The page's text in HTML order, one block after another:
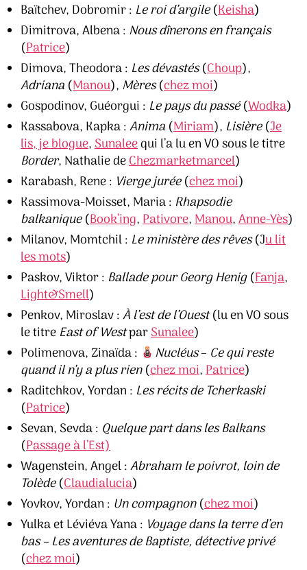
Baïtchev, Dobromir : Le roi d’argile(Keisha)
Dimitrova, Albena : Nous dînerons en français
(Patrice)
Dimova, Theodora : Les dévastés(Choup),
Adriana (Manou), Mères(chez moi)
Gospodinov, Guéorgui : Le pays du passé(Wodka)
Kassabova, Kapka :Anima (Miriam), Lisière(Je
lis, je blogue,Sunaleequi l’a lu en VO sous le titre
Border, Nathalie deChezmarketmarcel)
Karabash, Rene : Vierge jurée(chez moi)
Kassimova-Moisset, Maria : Rhapsodie
balkanique(Book’ing,Pativore,Manou,Anne-Yès)
Milanov, Momtchil : Le ministère des rêves(Ju lit
les mots)
Paskov, Viktor : Ballade pour Georg Henig(Fanja,
Light&Smell)
Penkov, Miroslav :À l’est de l’Ouest(lu en VO sous
le titre East of WestparSunalee)
Polimenova, Zinaïda :
Nucléus– Ce qui reste
quand il n’y a plus rien(chez moi,Patrice)
Raditchkov, Yordan : Les récits de Tcherkaski
(Patrice)
Sevan, Sevda : Quelque part dans les Balkans
(Passage à l’Est)
Wagenstein, Angel :Abraham le poivrot, loin de
Tolède(Claudialucia)
Yovkov, Yordan : Un compagnon(chez moi)
Yulka et Léviéva Yana : Voyage dans la terre d’en
bas – Les aventures de Baptiste, détective privé
(chez moi)